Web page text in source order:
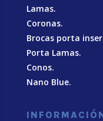
Lamas.
Coronas.
Brocas porta
Porta Lamas.
Conos.
Nano Blue.